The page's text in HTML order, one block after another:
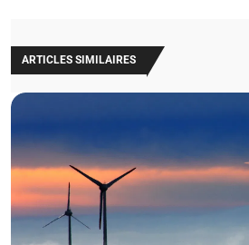
ARTICLES SIMILAIRES